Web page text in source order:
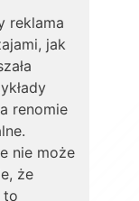
reklama
jak
renomie
nie może
że
to